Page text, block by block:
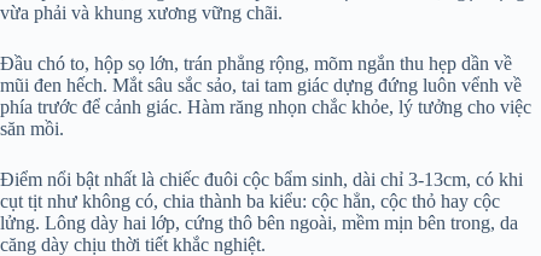
vừa phải và khung xương vững chãi.
Đầu chó to, hộp sọ lớn, trán phẳng rộng, mõm ngắn thu hẹp dần về
mũi đen hếch. Mắt sâu sắc sảo, tai tam giác dựng đứng luôn vểnh về
phía trước để cảnh giác. Hàm răng nhọn chắc khỏe, lý tưởng cho việc
săn mồi.
Điểm nổi bật nhất là chiếc đuôi cộc bẩm sinh, dài chỉ 3-13cm, có khi
cụt tịt như không có, chia thành ba kiểu: cộc hẳn, cộc thỏ hay cộc
lửng. Lông dày hai lớp, cứng thô bên ngoài, mềm mịn bên trong, da
căng dày chịu thời tiết khắc nghiệt.